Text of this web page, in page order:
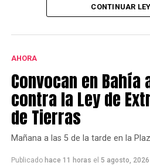
aire más inestable no va a llegar
provincia.
sería entre las 23 y las 5 AM.
esperados para todo el evento
mm.
Durante la mañana y la tarde del
presencia de viento, con ráfagas
los 30-40 km/h.
CONTINUAR
AHORA
Convocan en Bahía
contra la Ley de
de Tierras
Mañana a las 5 de la tarde en la
Publicado hace 11 horas el 5 agosto, 2026